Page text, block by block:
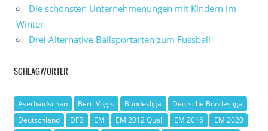
Die schönsten Unternehmenungen mit Kindern im
Winter
Drei Alternative Ballsportarten zum Fussball
SCHLAGWÖRTER
Aserbaidschan Berti Vogts Bundesliga
Deutsche Bundesliga
Deutschland
DFB EM EM 2012 Quali EM 2016
EM 2020